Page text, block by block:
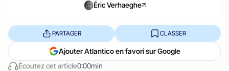
Éric Verhaeghe
Écoutez cet article0:00min
PARTAGER CLASSER
Ajouter Atlantico en favori sur Google